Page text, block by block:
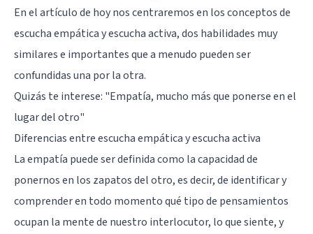
En el artículo de hoy nos centraremos en los conceptos de
escucha empática y escucha activa, dos habilidades muy
similares e importantes que a menudo pueden ser
confundidas una por la otra.
Quizás te interese: "Empatía, mucho más que ponerse en el
lugar del otro"
Diferencias entre escucha empática y escucha activa
La empatía puede ser definida como la capacidad de
ponernos en los zapatos del otro, es decir, de identificar y
comprender en todo momento qué tipo de pensamientos
ocupan la mente de nuestro interlocutor, lo que siente, y